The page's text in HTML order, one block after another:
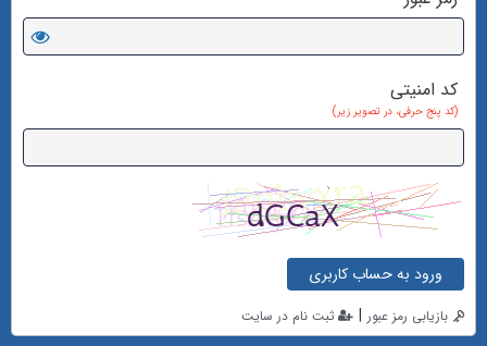
کد امنیتی
(کد پنج حرفی، در تصویر زیر)
ورود به حساب کاربری
بازیابی رمز عبور | ثبت نام در سایت